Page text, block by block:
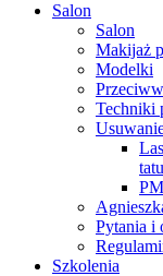
Salon
Salon
Makijaż
Modelki
Techniki
Pytania i
Szkolenia